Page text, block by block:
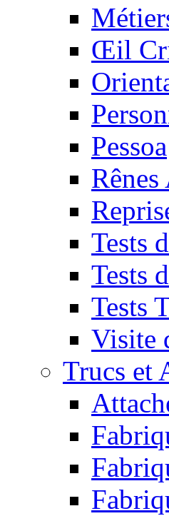
Œil
Pessoa
Tests
Tests
Tests
Visite
Trucs et